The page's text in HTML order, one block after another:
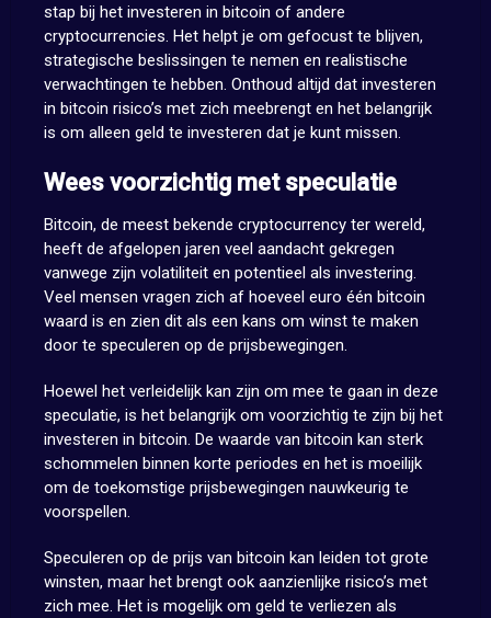
stap bij het investeren in bitcoin of andere
cryptocurrencies. Het helpt je om gefocust te blijven,
strategische beslissingen te nemen en realistische
verwachtingen te hebben. Onthoud altijd dat investeren
in bitcoin risico’s met zich meebrengt en het belangrijk
is om alleen geld te investeren dat je kunt missen.
Wees voorzichtig met speculatie
Bitcoin, de meest bekende cryptocurrency ter wereld,
heeft de afgelopen jaren veel aandacht gekregen
vanwege zijn volatiliteit en potentieel als investering.
Veel mensen vragen zich af hoeveel euro één bitcoin
waard is en zien dit als een kans om winst te maken
door te speculeren op de prijsbewegingen.
Hoewel het verleidelijk kan zijn om mee te gaan in deze
speculatie, is het belangrijk om voorzichtig te zijn bij het
investeren in bitcoin. De waarde van bitcoin kan sterk
schommelen binnen korte periodes en het is moeilijk
om de toekomstige prijsbewegingen nauwkeurig te
voorspellen.
Speculeren op de prijs van bitcoin kan leiden tot grote
winsten, maar het brengt ook aanzienlijke risico’s met
zich mee. Het is mogelijk om geld te verliezen als